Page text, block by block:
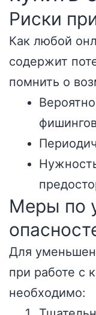
Риски
Как любой
содержит
помнить о
Меры по
Для
при работе с
необходимо: